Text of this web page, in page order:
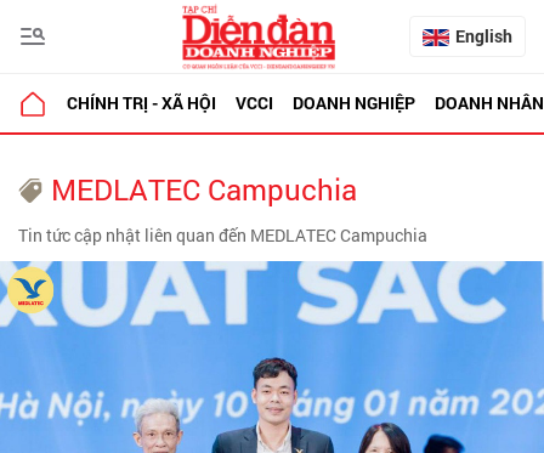
English
CHÍNH TRỊ - XÃ HỘI VCCI DOANH NGHIỆP DOANH NHÂN
MEDLATEC Campuchia
Tin tức cập nhật liên quan đến MEDLATEC Campuchia